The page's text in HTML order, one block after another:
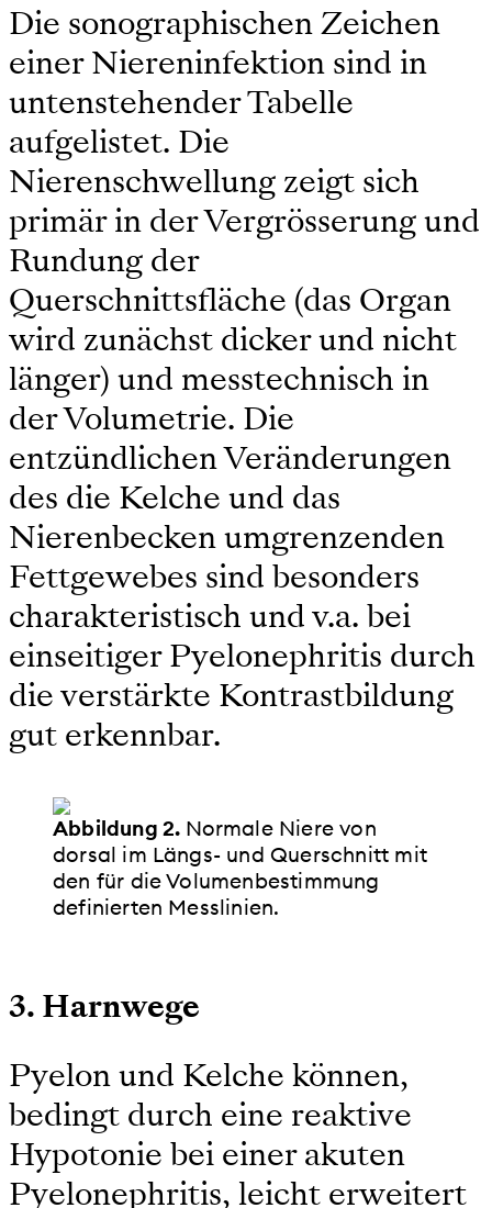
Die sonographischen Zeichen
einer Niereninfektion sind in
untenstehender Tabelle
aufgelistet. Die
Nierenschwellung zeigt sich
primär in der Vergrösserung und
Rundung der
Querschnittsfläche (das Organ
wird zunächst dicker und nicht
länger) und messtechnisch in
der Volumetrie. Die
entzündlichen Veränderungen
des die Kelche und das
Nierenbecken umgrenzenden
Fettgewebes sind besonders
charakteristisch und v.a. bei
einseitiger Pyelonephritis durch
die verstärkte Kontrastbildung
gut erkennbar.
Abbildung 2. Normale Niere von
dorsal im Längs- und Querschnitt mit
den für die Volumenbestimmung
definierten Messlinien.
3. Harnwege
Pyelon und Kelche können,
bedingt durch eine reaktive
Hypotonie bei einer akuten
Pyelonephritis, leicht erweitert